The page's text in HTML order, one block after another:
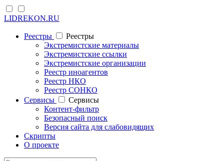
LIDREKON.RU
Реестры
Реестры
Экстремистские материалы
Экстремистские ссылки
Экстремистские организации
Реестр иноагентов
Реестр НКО
Реестр СОНКО
Cервисы
Cервисы
Контент-фильтр
Безопасный поиск
Версия сайта для слабовидящих
Скрипты
О проекте